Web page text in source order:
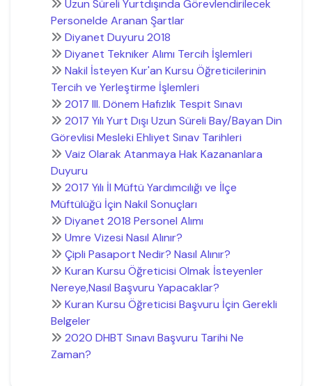
Uzun Süreli Yurtdışında Görevlendirilecek
Personelde Aranan Şartlar
Diyanet Duyuru 2018
Diyanet Tekniker Alımı Tercih İşlemleri
Nakil İsteyen Kur'an Kursu Öğreticilerinin
Tercih ve Yerleştirme İşlemleri
2017 III. Dönem Hafızlık Tespit Sınavı
2017 Yılı Yurt Dışı Uzun Süreli Bay/Bayan Din
Görevlisi Mesleki Ehliyet Sınav Tarihleri
Vaiz Olarak Atanmaya Hak Kazananlara
Duyuru
2017 Yılı İl Müftü Yardımcılığı ve İlçe
Müftülüğü İçin Nakil Sonuçları
Diyanet 2018 Personel Alımı
Umre Vizesi Nasıl Alınır?
Çipli Pasaport Nedir? Nasıl Alınır?
Kuran Kursu Öğreticisi Olmak İsteyenler
Nereye,Nasıl Başvuru Yapacaklar?
Kuran Kursu Öğreticisi Başvuru İçin Gerekli
Belgeler
2020 DHBT Sınavı Başvuru Tarihi Ne
Zaman?